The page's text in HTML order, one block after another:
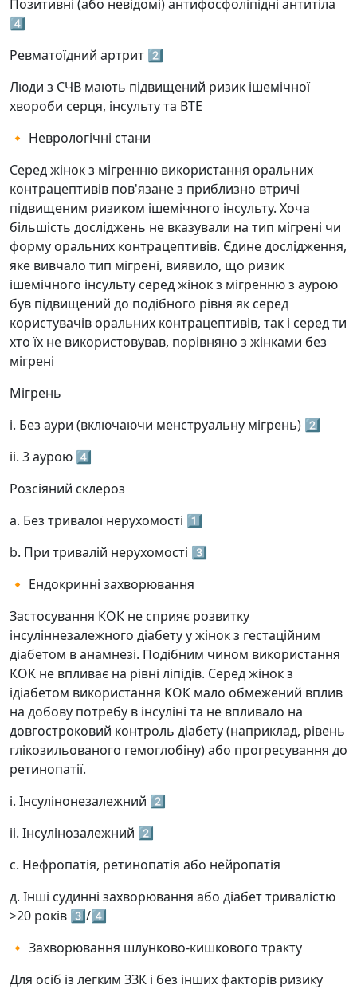
Позитивні (або невідомі) антифосфоліпідні антитіла
4️⃣
Ревматоїдний артрит 2️⃣
Люди з СЧВ мають підвищений ризик ішемічної
хвороби серця, інсульту та ВТЕ
🔸 Неврологічні стани
Серед жінок з мігренню використання оральних
контрацептивів пов'язане з приблизно втричі
підвищеним ризиком ішемічного інсульту. Хоча
більшість досліджень не вказували на тип мігрені чи
форму оральних контрацептивів. Єдине дослідження,
яке вивчало тип мігрені, виявило, що ризик
ішемічного інсульту серед жінок з мігренню з аурою
був підвищений до подібного рівня як серед
користувачів оральних контрацептивів, так і серед ти
хто їх не використовував, порівняно з жінками без
мігрені
Мігрень
і. Без аури (включаючи менструальну мігрень) 2️⃣
ii. 3 аурою 4️⃣
Розсіяний склероз
а. Без тривалої нерухомості 1️⃣
b. При тривалій нерухомості 3️⃣
🔸 Ендокринні захворювання
Застосування КОК не сприяє розвитку
інсуліннезалежного діабету у жінок з гестаційним
діабетом в анамнезі. Подібним чином використання
КОК не впливає на рівні ліпідів. Серед жінок з
ідіабетом використання КОК мало обмежений вплив
на добову потребу в інсуліні та не впливало на
довгостроковий контроль діабету (наприклад, рівень
глікозильованого гемоглобіну) або прогресування до
ретинопатії.
і. Інсулінонезалежний 2️⃣
іі. Інсулінозалежний 2️⃣
с. Нефропатія, ретинопатія або нейропатія
д. Інші судинні захворювання або діабет тривалістю
>20 років 3️⃣/4️⃣
🔸 Захворювання шлунково-кишкового тракту
Для осіб із легким ЗЗК і без інших факторів ризику